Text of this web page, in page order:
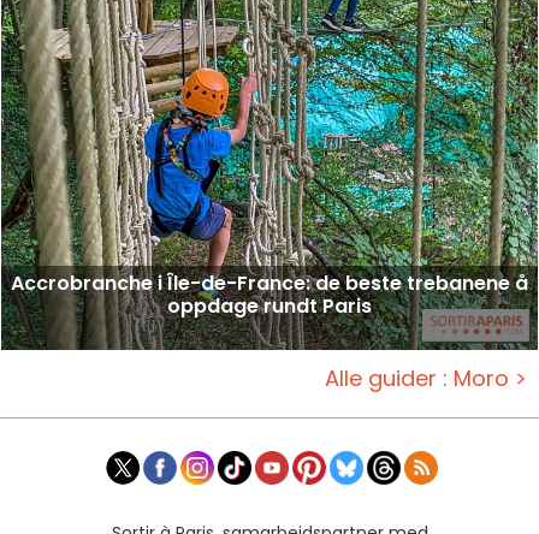
Accrobranche i Île-de-France: de beste trebanene å
oppdage rundt Paris
Alle guider : Moro >